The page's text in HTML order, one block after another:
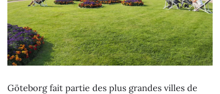
Göteborg fait partie des plus grandes villes de